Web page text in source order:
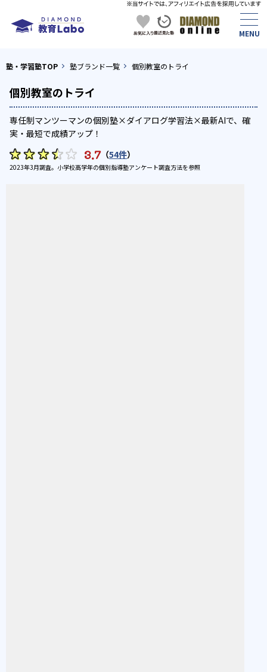
塾・学習塾TOP 塾ブランド一覧 個別教室のトライ
個別教室のトライ
専任制マンツーマンの個別塾×ダイアログ学習法×最新AIで、確
実・最短で成績アップ！
3.7（54件）
2023年3月調査。 小学校高学年の個別指導塾アンケート調査方法を参照